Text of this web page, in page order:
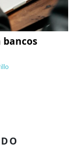
bancos